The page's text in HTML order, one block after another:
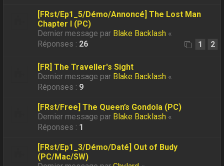
[FRst/Ep1_5/Démo/Annoncé] The Lost Man
Chapter I (PC)
Dernier message par Blake Backlash «
Réponses : 26 1 2
[FR] The Traveller's Sight
Dernier message par Blake Backlash «
Réponses : 9
[FRst/Free] The Queen’s Gondola (PC)
Dernier message par Blake Backlash «
Réponses : 1
[FRst/Ep1_3/Démo/Daté] Out of Budy
(PC/Mac/SW)